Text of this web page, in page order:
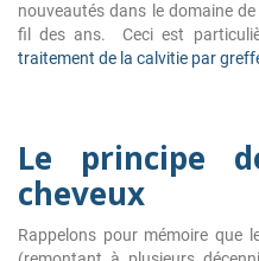
nouveautés dans le domaine
fil des ans. Ceci est
traitement de la calvitie par
Le principe
cheveux
Rappelons pour mémoire que